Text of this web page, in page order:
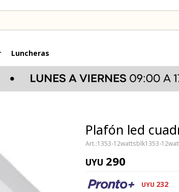
Luncheras
Plafón led
1353-12wattsblk1353-
UYU 290
UYU 232